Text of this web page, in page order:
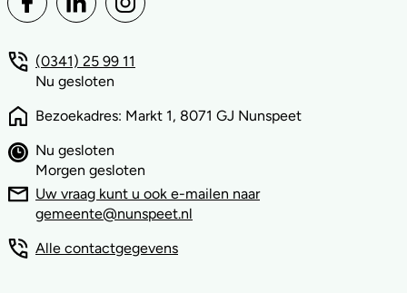
(0341) 25 99 11
Nu gesloten
Bezoekadres: Markt 1, 8071 GJ Nunspeet
Nu gesloten
Morgen gesloten
Uw vraag kunt u ook e-mailen naar
gemeente@nunspeet.nl
Alle contactgegevens